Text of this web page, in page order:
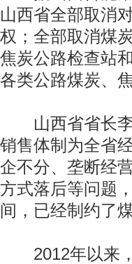
山西省全部取消
权；全部取消煤
焦炭公路检查站
各类公路煤炭、
山西省省长李
销售体制为全省
企不分、垄断经
方式落后等问题
间，已经制约了
2012年以来，